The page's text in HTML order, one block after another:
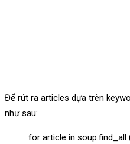
Để rút ra articles dựa trên
như sau:
for article in soup.find_all